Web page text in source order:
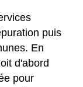
puis
En
d'abord
pour